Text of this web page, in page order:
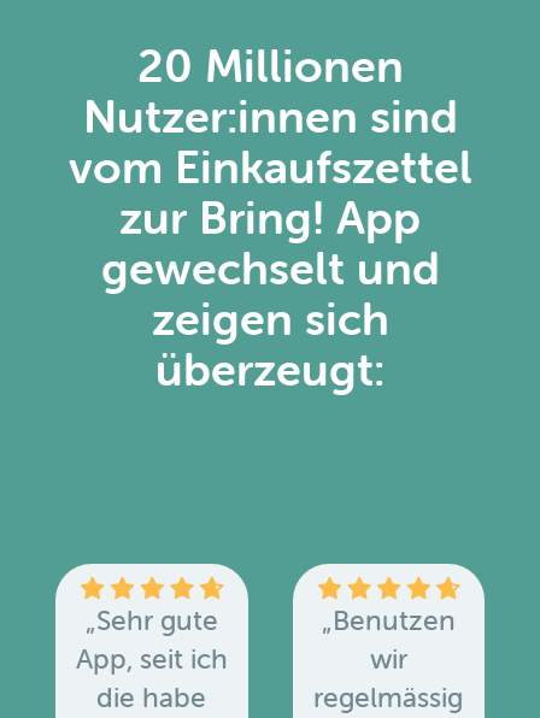
20 Millionen
Nutzer:innen sind
vom Einkaufszettel
zur Bring! App
gewechselt und
zeigen sich
überzeugt:
„Sehr gute
App, seit ich
die habe
„Benutzen
wir
regelmässig